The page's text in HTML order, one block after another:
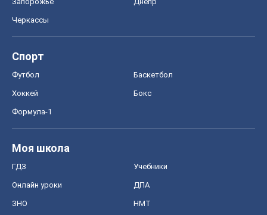
Черкассы
Спорт
Футбол Баскетбол
Хоккей Бокс
Формула-1
Моя школа
ГДЗ Учебники
Онлайн уроки ДПА
ЗНО НМТ